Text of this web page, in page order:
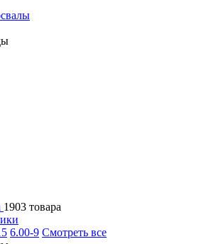
1903 товара
6.00-9 Смотреть все